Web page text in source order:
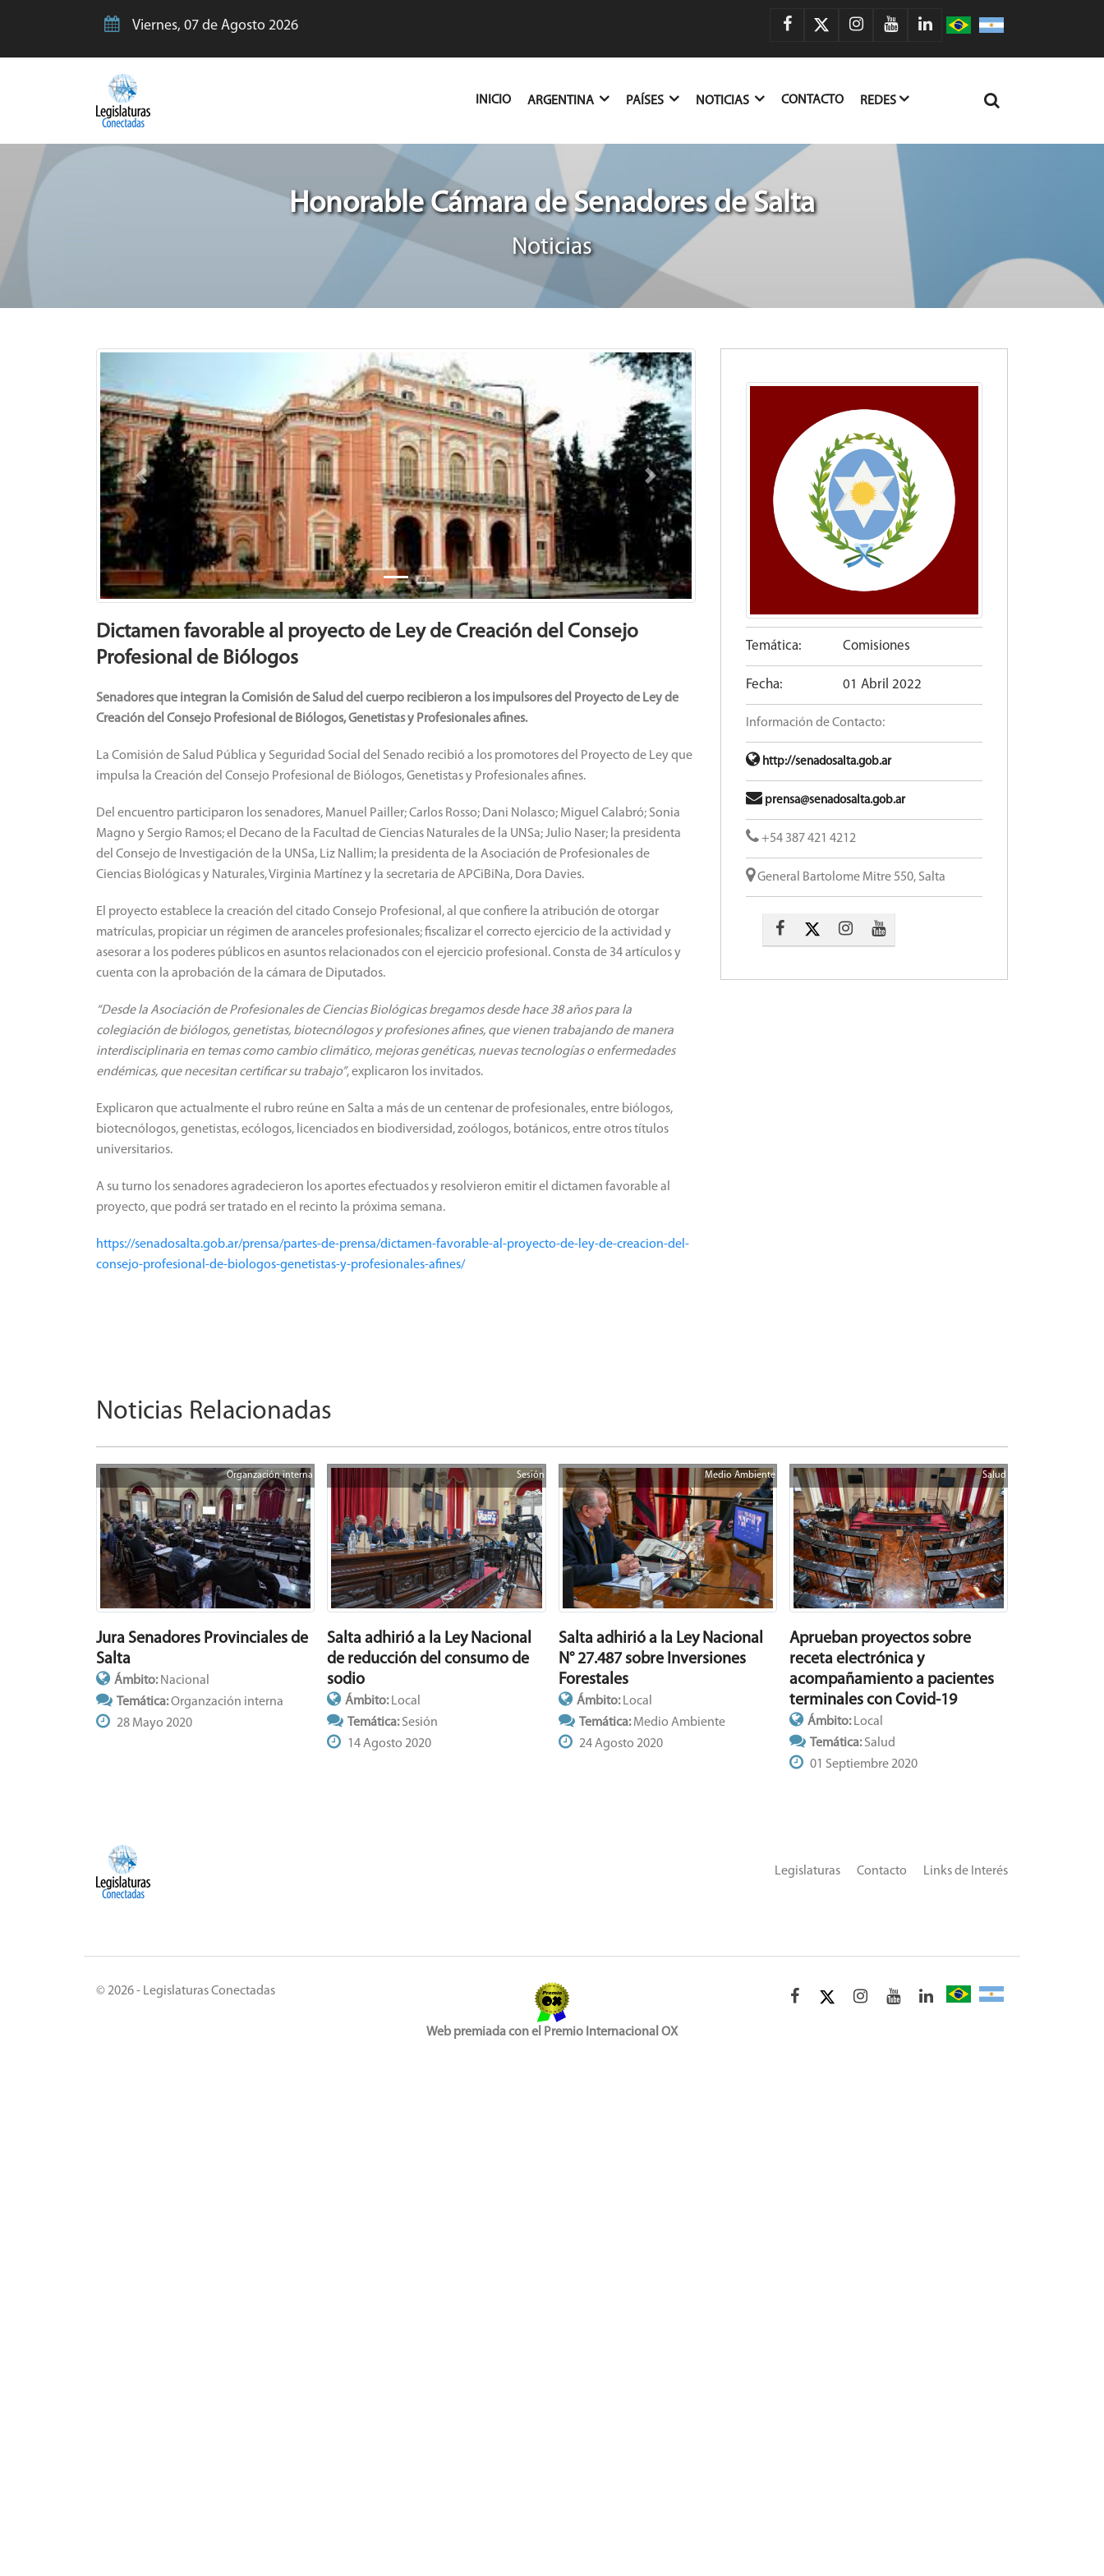
Viernes, 07 de Agosto 2026
INICIO(CURRENT)
ARGENTINA PAÍSES NOTICIAS CONTACTO REDES
Honorable Cámara de Senadores de Salta
Noticias
Previous Next
Dictamen favorable al proyecto de Ley de Creación del Consejo
Profesional de Biólogos
Senadoresque integran la Comisión de Salud del cuerpo recibieron a los impulsores del Proyecto de Ley de
Creación del Consejo Profesional de Biólogos, Genetistas y Profesionales afines.
La Comisión de Salud Pública y Seguridad Social del Senado recibió a los promotores del Proyecto de Ley que
impulsa la Creación del Consejo Profesional de Biólogos, Genetistas y Profesionales afines.
Del encuentro participaron los senadores, Manuel Pailler; Carlos Rosso; Dani Nolasco; Miguel Calabró; Sonia
Magno y Sergio Ramos; el Decano de la Facultad de Ciencias Naturales de la UNSa; Julio Naser; la presidenta
del Consejo de Investigación de la UNSa, Liz Nallim; la presidenta de la Asociación de Profesionales de
Ciencias Biológicas y Naturales, Virginia Martínez y la secretaria de APCiBiNa, Dora Davies.
El proyecto establece la creación del citado Consejo Profesional, al que confiere la atribución de otorgar
matrículas, propiciar un régimen de aranceles profesionales; fiscalizar el correcto ejercicio de la actividad y
asesorar a los poderes públicos en asuntos relacionados con el ejercicio profesional. Consta de 34 artículos y
cuenta con la aprobación de la cámara de Diputados.
“Desde la Asociación de Profesionales de Ciencias Biológicas bregamos desde hace 38 años para la
colegiación de biólogos, genetistas, biotecnólogos y profesiones afines, que vienen trabajando de manera
interdisciplinaria en temas como cambio climático, mejoras genéticas, nuevas tecnologías o enfermedades
endémicas, que necesitan certificar su trabajo”, explicaron los invitados.
Explicaron que actualmente el rubro reúne en Salta a más de un centenar de profesionales, entre biólogos,
biotecnólogos, genetistas, ecólogos, licenciados en biodiversidad, zoólogos, botánicos, entre otros títulos
universitarios.
A su turno los senadores agradecieron los aportes efectuados y resolvieron emitir el dictamen favorable al
proyecto, que podrá ser tratado en el recinto la próxima semana.
https://senadosalta.gob.ar/prensa/partes-de-prensa/dictamen-favorable-al-proyecto-de-ley-de-creacion-del-
consejo-profesional-de-biologos-genetistas-y-profesionales-afines/
Temática: Comisiones
Fecha: 01 Abril 2022
Información de Contacto:
http://senadosalta.gob.ar
prensa@senadosalta.gob.ar
+54 387 421 4212
General Bartolome Mitre 550, Salta
Noticias Relacionadas
Organzación interna
Jura Senadores Provinciales de
Salta
Ámbito: Nacional
Temática:Organzación interna
28 Mayo 2020
Sesión
Salta adhirió a la Ley Nacional
de reducción del consumo de
sodio
Ámbito: Local
Temática:Sesión
14 Agosto 2020
Medio Ambiente
Salta adhirió a la Ley Nacional
N° 27.487 sobre Inversiones
Forestales
Ámbito: Local
Temática:Medio Ambiente
24 Agosto 2020
Salud
Aprueban proyectos sobre
receta electrónica y
acompañamiento a pacientes
terminales con Covid-19
Ámbito: Local
Temática:Salud
01 Septiembre 2020
Links de Interés
Contacto
Legislaturas
© 2026 - Legislaturas Conectadas
Web premiada con el Premio Internacional OX